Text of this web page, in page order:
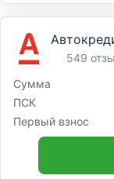
549
Сумма
ПСК
Первый взнос